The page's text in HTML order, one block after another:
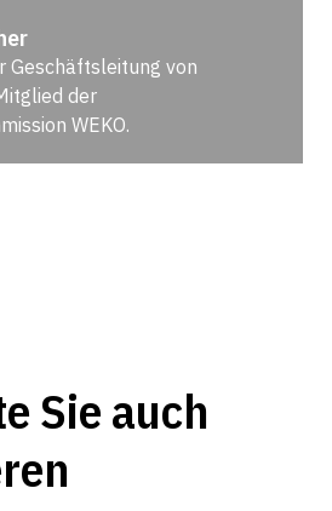
Geschäftsleitung von
der
WEKO.
Sie auch